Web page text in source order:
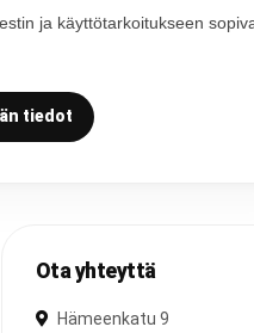
ja käyttötarkoitukseen
tiedot
Ota yhteyttä
Hämeenkatu 9